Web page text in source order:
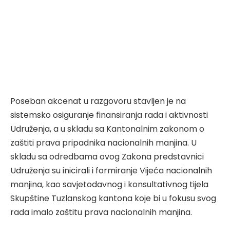
Poseban akcenat u razgovoru stavljen je na
sistemsko osiguranje finansiranja rada i aktivnosti
Udruženja, a u skladu sa Kantonalnim zakonom o
zaštiti prava pripadnika nacionalnih manjina. U
skladu sa odredbama ovog Zakona predstavnici
Udruženja su inicirali i formiranje Vijeća nacionalnih
manjina, kao savjetodavnog i konsultativnog tijela
Skupštine Tuzlanskog kantona koje bi u fokusu svog
rada imalo zaštitu prava nacionalnih manjina.